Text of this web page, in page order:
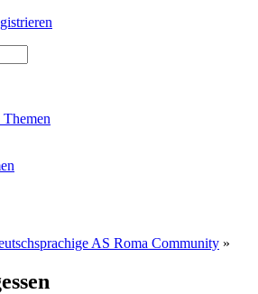
AS Roma Community »